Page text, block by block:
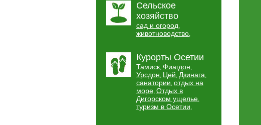
Сельское
хозяйство
сад и огород,
животноводство,
Курорты Осетии
Тамиск, Фиагдон,
Урсдон, Цей, Дзинага,
санатории, отдых на
море, Отдых в
Дигорском ущелье,
туризм в Осетии,